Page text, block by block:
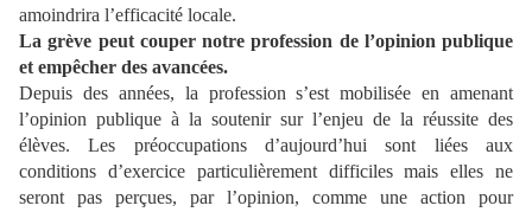
amoindrira l’efficacité locale.
La grève peut couper notre profession de l’opinion publique
et empêcher des avancées.
Depuis des années, la profession s’est mobilisée en amenant
l’opinion publique à la soutenir sur l’enjeu de la réussite des
élèves. Les préoccupations d’aujourd’hui sont liées aux
conditions d’exercice particulièrement difficiles mais elles ne
seront pas perçues, par l’opinion, comme une action pour